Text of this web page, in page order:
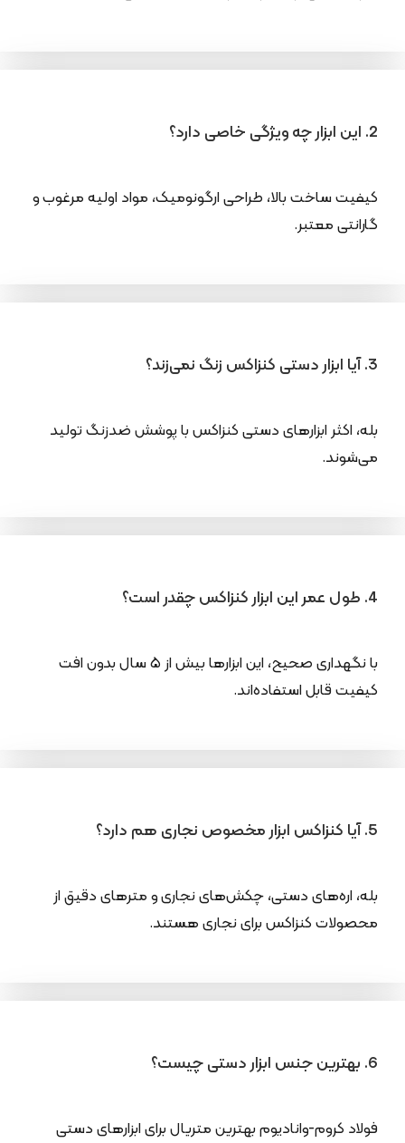
2. این ابزار چه ویژگی خاصی دارد؟
کیفیت ساخت بالا، طراحی ارگونومیک، مواد اولیه مرغوب و
گارانتی معتبر.
3. آیا ابزار دستی کنزاکس زنگ نمی‌زند؟
بله، اکثر ابزارهای دستی کنزاکس با پوشش ضدزنگ تولید
می‌شوند.
4. طول عمر این ابزار کنزاکس چقدر است؟
با نگهداری صحیح، این ابزارها بیش از ۵ سال بدون افت
کیفیت قابل استفاده‌اند.
5. آیا کنزاکس ابزار مخصوص نجاری هم دارد؟
بله، اره‌های دستی، چکش‌های نجاری و مترهای دقیق از
محصولات کنزاکس برای نجاری هستند.
6. بهترین جنس ابزار دستی چیست؟
فولاد کروم-وانادیوم بهترین متریال برای ابزارهای دستی